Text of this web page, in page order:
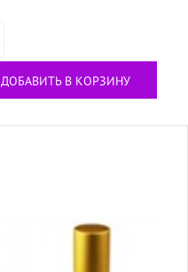
ДОБАВИТЬ В КОРЗИНУ